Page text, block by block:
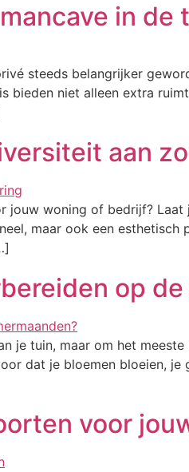
in de
steeds belangrijker
bieden niet alleen extra
aan
jouw woning of bedrijf?
maar ook een
op
je tuin, maar om het
dat je bloemen bloeien,
voor